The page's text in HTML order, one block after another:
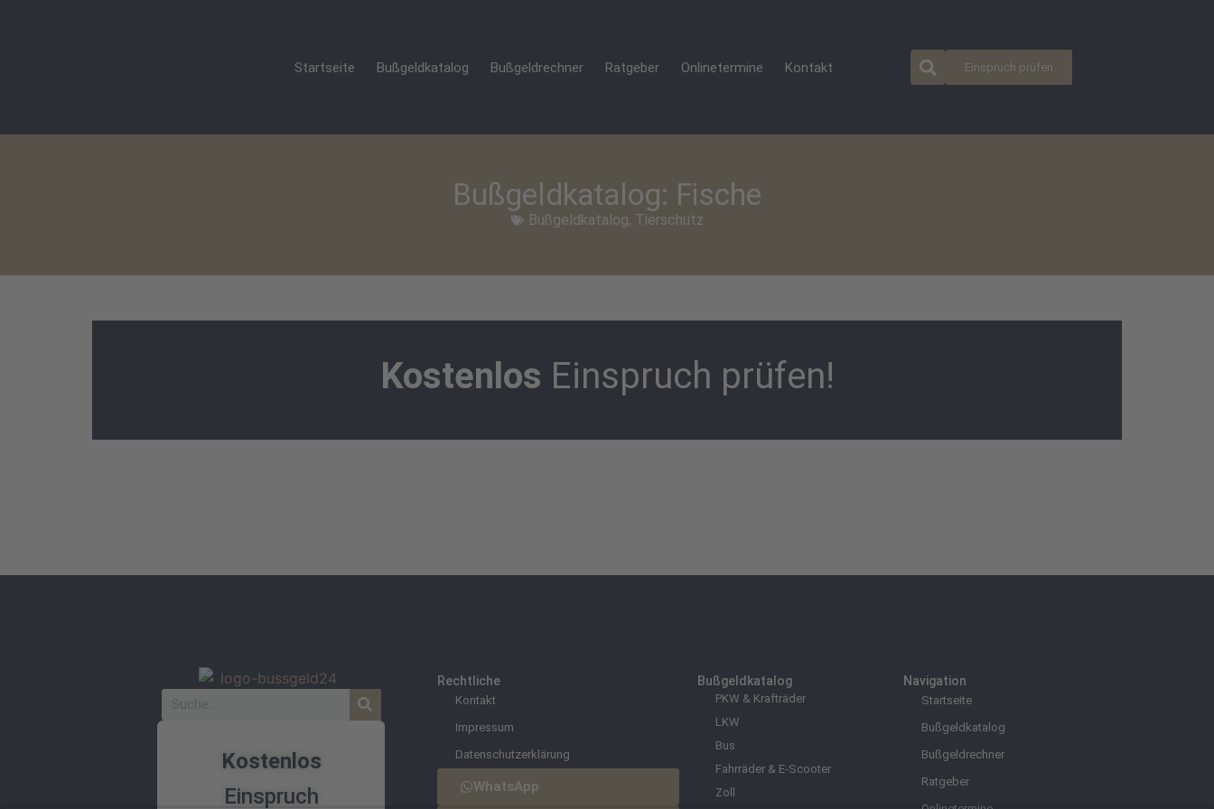
Startseite Bußgeldkatalog Bußgeldrechner Ratgeber Onlinetermine Kontakt Einspruch prüfen
Bußgeldkatalog: Fische
Bußgeldkatalog, Tierschutz
Kostenlos Einspruch prüfen!
Kostenlos
Einspruch
Rechtliche
Kontakt
Impressum
Datenschutzerklärung
WhatsApp
Bußgeldkatalog
PKW & Krafträder
LKW
Bus
Fahrräder & E-Scooter
Zoll
Navigation
Startseite
Bußgeldkatalog
Bußgeldrechner
Ratgeber